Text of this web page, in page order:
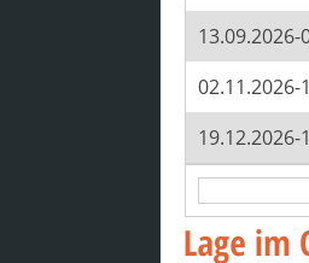
13.09.2026-
02.11.2026-
19.12.2026-